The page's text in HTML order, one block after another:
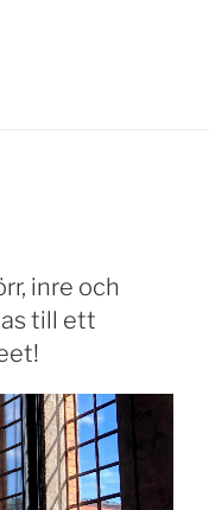
inre och
till ett